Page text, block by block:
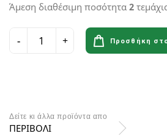
Άμεση διαθέσιμη ποσότητα 2
Προσθήκη
Δείτε κι άλλα προϊόντα απο
ΠΕΡΙΒΟΛΙ